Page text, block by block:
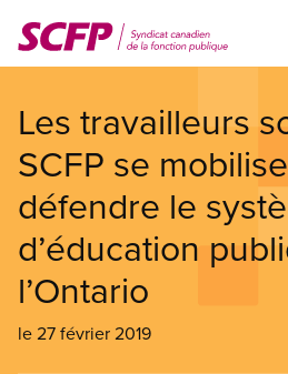
au
contenu
Les travailleurs
SCFP se
défendre le
d’éducation
l’Ontario
le 27 février 2019